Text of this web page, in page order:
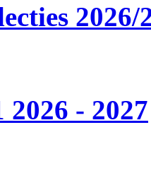
2026/
- 2027